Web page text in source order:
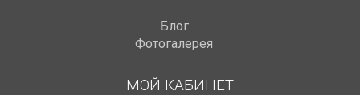
Блог
Фотогалерея
МОЙ КАБИНЕТ